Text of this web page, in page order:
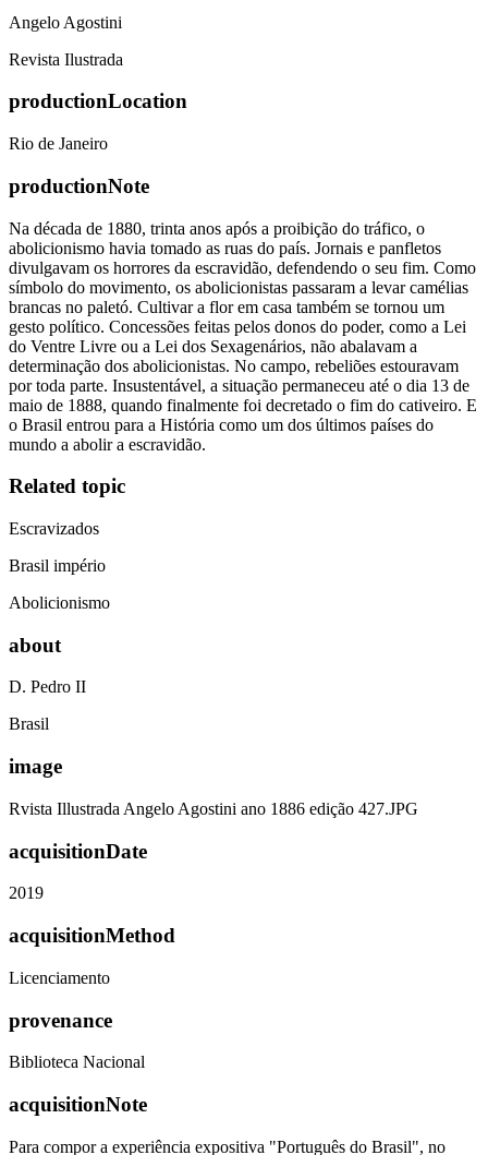
Angelo Agostini
Revista Ilustrada
productionLocation
Rio de Janeiro
productionNote
Na década de 1880, trinta anos após a proibição do tráfico, o
abolicionismo havia tomado as ruas do país. Jornais e panfletos
divulgavam os horrores da escravidão, defendendo o seu fim. Como
símbolo do movimento, os abolicionistas passaram a levar camélias
brancas no paletó. Cultivar a flor em casa também se tornou um
gesto político. Concessões feitas pelos donos do poder, como a Lei
do Ventre Livre ou a Lei dos Sexagenários, não abalavam a
determinação dos abolicionistas. No campo, rebeliões estouravam
por toda parte. Insustentável, a situação permaneceu até o dia 13 de
maio de 1888, quando finalmente foi decretado o fim do cativeiro. E
o Brasil entrou para a História como um dos últimos países do
mundo a abolir a escravidão.
Related topic
Escravizados
Brasil império
Abolicionismo
about
D. Pedro II
Brasil
image
Rvista Illustrada Angelo Agostini ano 1886 edição 427.JPG
acquisitionDate
2019
acquisitionMethod
Licenciamento
provenance
Biblioteca Nacional
acquisitionNote
Para compor a experiência expositiva "Português do Brasil", no